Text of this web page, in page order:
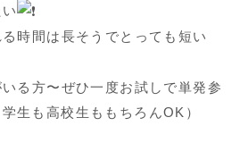
い
時間は長そうでとっても短い
る方〜ぜひ一度お試しで単発参
学生も高校生ももちろんOK）